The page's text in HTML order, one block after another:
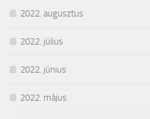
2022. augusztus
2022. július
2022. június
2022. május